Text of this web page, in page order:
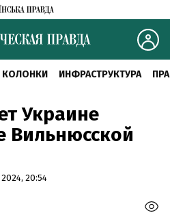
КОЛОНКИ ИНФРАСТРУКТУРА
Украине
Вильнюсской
20:54